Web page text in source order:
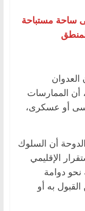
ساحة مستباحة
العدوان
أن الممارسات
أو عسكرى،
أن السلوك
الإقليمي
دوامة
به أو